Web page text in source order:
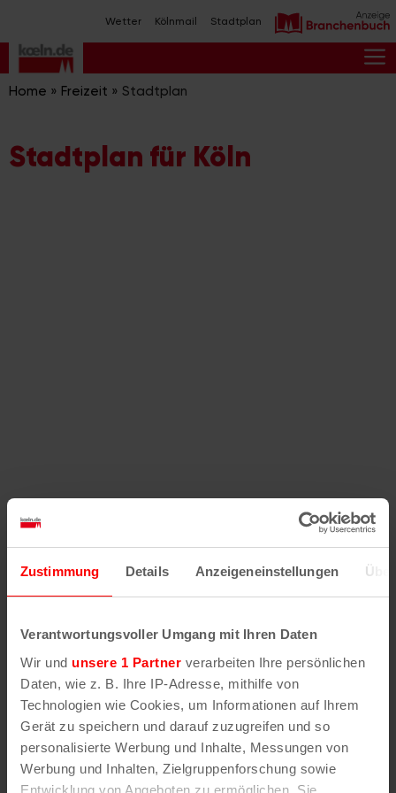
Zustimmung Details Anzeigeneinstellungen
Verantwortungsvoller Umgang mit Ihren Daten
Wir und unsere 1 Partner verarbeiten Ihre persönlichen
Daten, wie z. B. Ihre IP-Adresse, mithilfe von
Technologien wie Cookies, um Informationen auf Ihrem
Gerät zu speichern und darauf zuzugreifen und so
personalisierte Werbung und Inhalte, Messungen von
Werbung und Inhalten, Zielgruppenforschung sowie
Entwicklung von Angeboten zu ermöglichen. Sie
Inhalt
springen
Wetter Kölnmail Stadtplan
Home » Freizeit » Stadtplan
Stadtplan für Köln
Fehler/Problem melden
Darstellung des RVR-Kartenwerks
Stadtplanwerk
erhältst Du unsere koeln.de-Karte mit vielen
weiteren Details wie z.B. Hausnummern.
Unser Stadtplan basiert auf Daten des
OpenStreetMap
-Projekts (
© OpenStreetMap
Mitwirkende
) und von OpenCycleMap.org